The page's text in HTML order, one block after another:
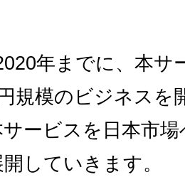
年までに、本
規模のビジネスを
ービスを日本市
していきます。